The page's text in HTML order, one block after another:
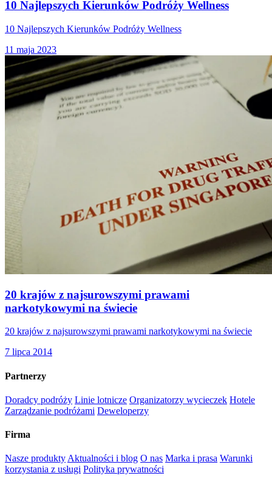
10 Najlepszych Kierunków Podróży Wellness
10 Najlepszych Kierunków Podróży Wellness
11 maja 2023
20 krajów z najsurowszymi prawami
narkotykowymi na świecie
20 krajów z najsurowszymi prawami narkotykowymi na świecie
7 lipca 2014
Partnerzy
Doradcy podróży Linie lotnicze Organizatorzy wycieczek Hotele
Zarządzanie podróżami Deweloperzy
Firma
Nasze produkty Aktualności i blog O nas Marka i prasa Warunki
korzystania z usługi Polityka prywatności